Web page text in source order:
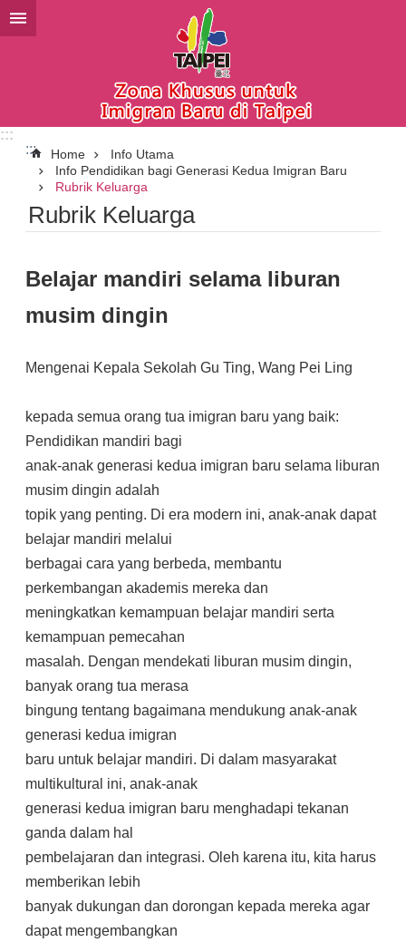
Lompat ke blok konten utama
:::
:::
Home
Info Utama
Info Pendidikan bagi Generasi Kedua Imigran Baru
Rubrik Keluarga
Rubrik Keluarga
Belajar mandiri selama liburan
musim dingin
Mengenai Kepala Sekolah Gu Ting, Wang Pei Ling
kepada semua orang tua imigran baru yang baik:
Pendidikan mandiri bagi
anak-anak generasi kedua imigran baru selama liburan
musim dingin adalah
topik yang penting. Di era modern ini, anak-anak dapat
belajar mandiri melalui
berbagai cara yang berbeda, membantu
perkembangan akademis mereka dan
meningkatkan kemampuan belajar mandiri serta
kemampuan pemecahan
masalah. Dengan mendekati liburan musim dingin,
banyak orang tua merasa
bingung tentang bagaimana mendukung anak-anak
generasi kedua imigran
baru untuk belajar mandiri. Di dalam masyarakat
multikultural ini, anak-anak
generasi kedua imigran baru menghadapi tekanan
ganda dalam hal
pembelajaran dan integrasi. Oleh karena itu, kita harus
memberikan lebih
banyak dukungan dan dorongan kepada mereka agar
dapat mengembangkan